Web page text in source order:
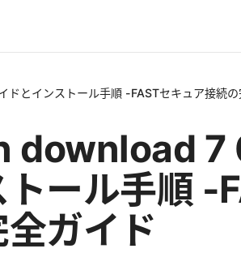
とインストール手順 -FASTセキュア接続の
7
ール手順 -
ガイド